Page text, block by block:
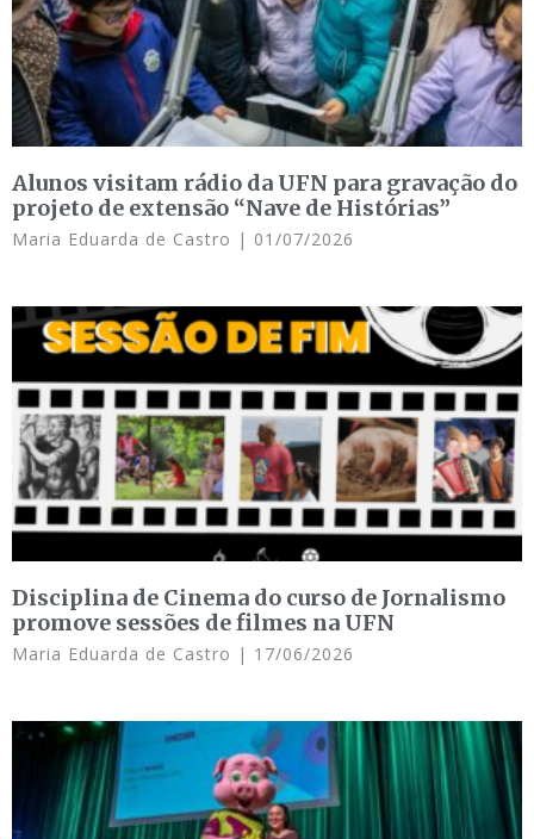
Alunos visitam rádio da UFN para gravação do
projeto de extensão “Nave de Histórias”
Maria Eduarda de Castro 01/07/2026
Disciplina de Cinema do curso de Jornalismo
promove sessões de filmes na UFN
Maria Eduarda de Castro 17/06/2026